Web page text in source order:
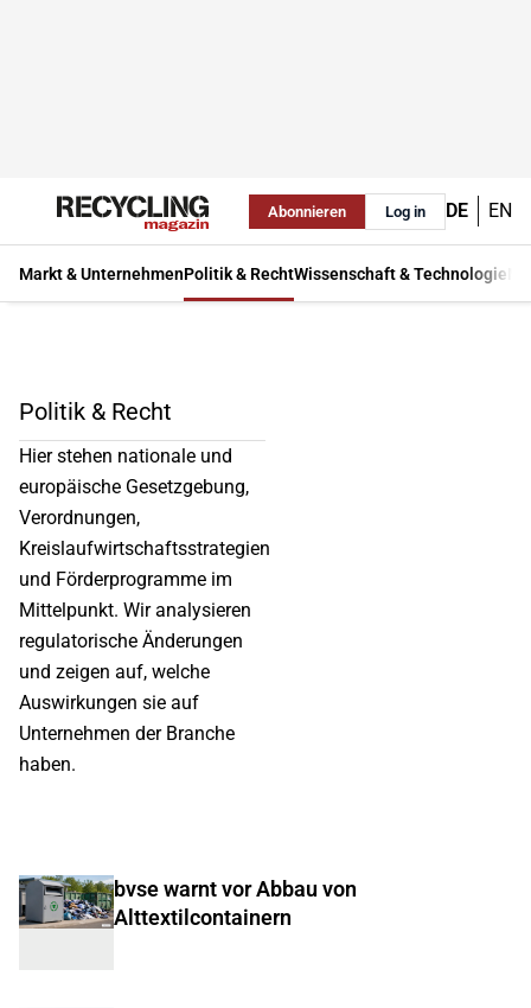
Abonnieren Log in DE EN
Markt & UnternehmenPolitik & RechtWissenschaft & Technologie
Politik & Recht
Hier stehen nationale und
europäische Gesetzgebung,
Verordnungen,
Kreislaufwirtschaftsstrategien
und Förderprogramme im
Mittelpunkt. Wir analysieren
regulatorische Änderungen
und zeigen auf, welche
Auswirkungen sie auf
Unternehmen der Branche
haben.
bvse warnt vor Abbau von
Alttextilcontainern